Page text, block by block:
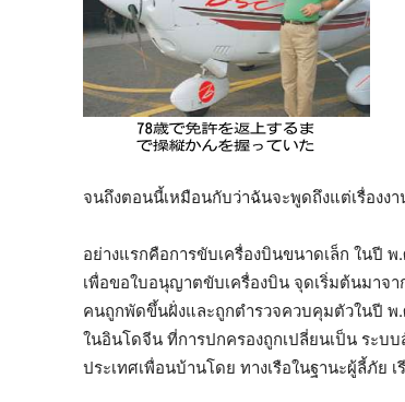
จนถึงตอนนี้เหมือนกับว่าฉันจะพูดถึงแต่เรื่องงา
อย่างแรกคือการขับเครื่องบินขนาดเล็ก ในปี
เพื่อขอใบอนุญาตขับเครื่องบิน จุดเริ่มต้นมาจ
คนถูกพัดขึ้นฝั่งและถูกตำรวจควบคุมตัวในปี พ.
ในอินโดจีน ที่การปกครองถูกเปลี่ยนเป็น ระ
ประเทศเพื่อนบ้านโดย ทางเรือในฐานะผู้ลี้ภัย เ